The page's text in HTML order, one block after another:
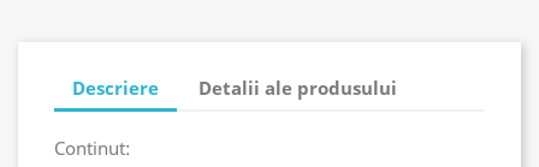
Descriere Detalii ale produsului
Continut: